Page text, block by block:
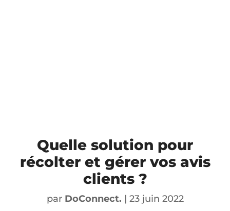
Quelle solution pour
récolter et gérer vos avis
clients ?
par DoConnect. | 23 juin 2022